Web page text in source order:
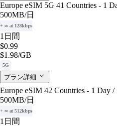
Europe eSIM 5G 41 Countries - 1
500MB/日
+ ∞ at 128kbps
1日間
$0.99
$1.98/GB
5G
プラン詳細
Europe eSIM 42 Countries - 1 Day
500MB/日
+ ∞ at 512kbps
1日間